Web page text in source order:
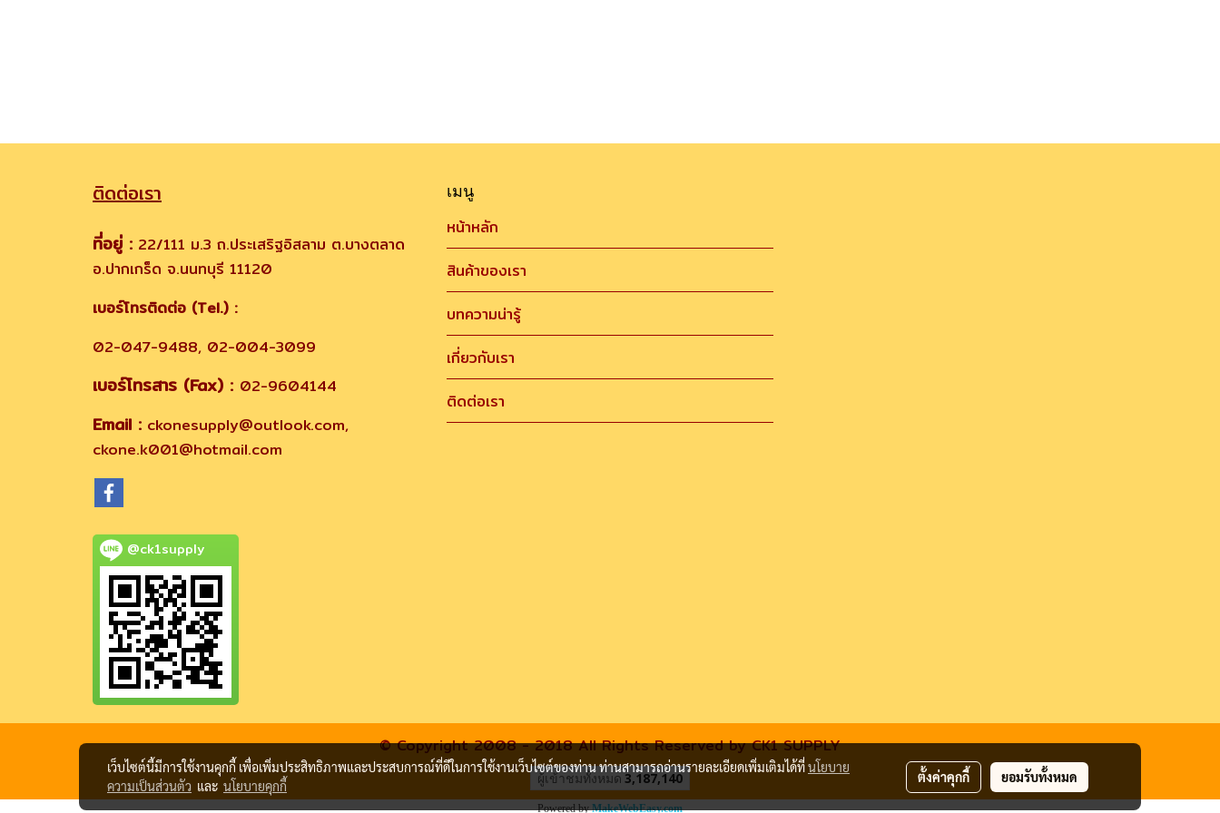
ติดต่อเรา
ที่อยู่ : 22/111 ม.3 ถ.ประเสริฐอิสลาม ต.บางตลาด
อ.ปากเกร็ด จ.นนทบุรี 11120
เบอร์โทรติดต่อ (Tel.) :
02-047-9488, 02-004-3099
เบอร์โทรสาร (Fax) : 02-9604144
Email : ckonesupply@outlook.com,
ckone.k001@hotmail.com
@ck1supply
เมนู
หน้าหลัก
สินค้าของเรา
บทความน่ารู้
เกี่ยวกับเรา
ติดต่อเรา
© Copyright 2008 - 2018 All Rights Reserved by CK1 SUPPLY
ผู้เข้าชมทั้งหมด 3,187,140
Powered byMakeWebEasy.com
เว็บไซต์นี้มีการใช้งานคุกกี้ เพื่อเพิ่มประสิทธิภาพและประสบการณ์ที่ดีในการใช้งานเว็บไซต์ของท่าน ท่านสามารถอ่านรายละเอียดเพิ่มเติมได้ที่นโยบาย
ความเป็นส่วนตัว และ นโยบายคุกกี้
ตั้งค่าคุกกี้ ยอมรับทั้งหมด